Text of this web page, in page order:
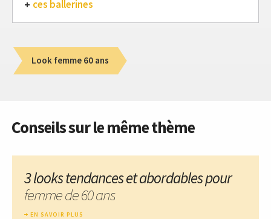
ces ballerines
Look femme 60 ans
Conseils sur le même thème
3 looks tendances et abordables pour
femme de 60 ans
EN SAVOIR PLUS